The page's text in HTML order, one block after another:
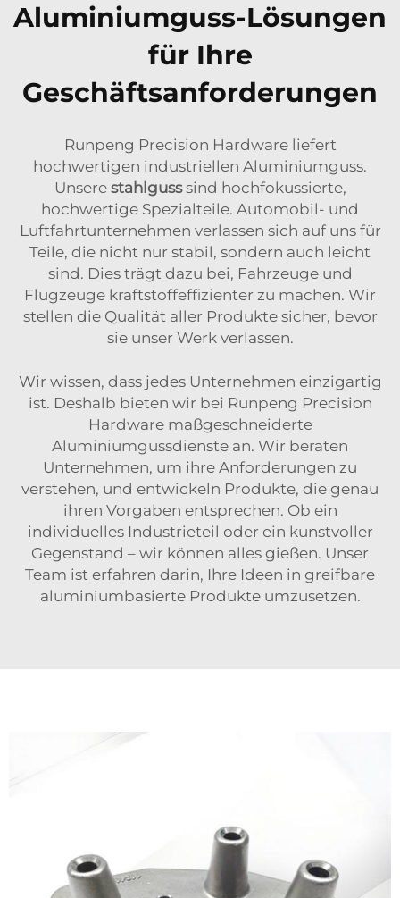
Aluminiumguss-Lösungen
für Ihre
Geschäftsanforderungen
Runpeng Precision Hardware liefert
hochwertigen industriellen Aluminiumguss.
Unsere stahlgusssind hochfokussierte,
hochwertige Spezialteile. Automobil- und
Luftfahrtunternehmen verlassen sich auf uns für
Teile, die nicht nur stabil, sondern auch leicht
sind. Dies trägt dazu bei, Fahrzeuge und
Flugzeuge kraftstoffeffizienter zu machen. Wir
stellen die Qualität aller Produkte sicher, bevor
sie unser Werk verlassen.
Wir wissen, dass jedes Unternehmen einzigartig
ist. Deshalb bieten wir bei Runpeng Precision
Hardware maßgeschneiderte
Aluminiumgussdienste an. Wir beraten
Unternehmen, um ihre Anforderungen zu
verstehen, und entwickeln Produkte, die genau
ihren Vorgaben entsprechen. Ob ein
individuelles Industrieteil oder ein kunstvoller
Gegenstand – wir können alles gießen. Unser
Team ist erfahren darin, Ihre Ideen in greifbare
aluminiumbasierte Produkte umzusetzen.